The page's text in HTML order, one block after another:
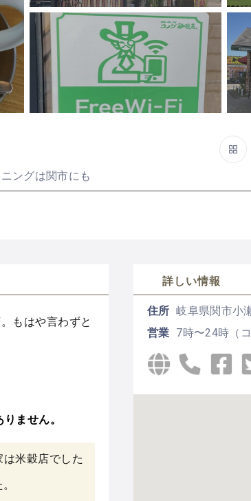
ングは関市にも
もはや言わずと
ません。
米穀店でした
詳しい情報
住所 岐阜県関市小
営業 7時〜24時（